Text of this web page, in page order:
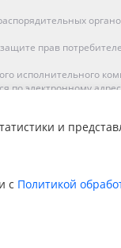
прав
исполнительного
по электронному
покупателей
Барановичах,
и
с Политикой